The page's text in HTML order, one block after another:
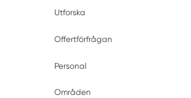
Utforska
Offertförfrågan
Personal
Områden